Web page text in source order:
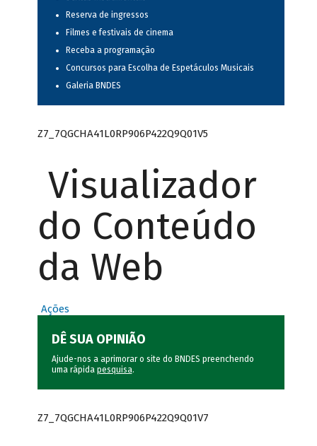
Reserva de ingressos
Filmes e festivais de cinema
Receba a programação
Concursos para Escolha de Espetáculos Musicais
Galeria BNDES
Z7_7QGCHA41L0RP906P422Q9Q01V5
Visualizador
do Conteúdo
da Web
Ações
DÊ SUA OPINIÃO
Ajude-nos a aprimorar o site do BNDES preenchendo
uma rápida pesquisa.
Z7_7QGCHA41L0RP906P422Q9Q01V7